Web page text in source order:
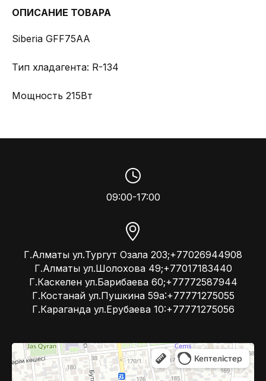
ОПИСАНИЕ ТОВАРА
Siberia GFF75AA
Тип хладагента: R-134
Мощность 215Вт
09:00-17:00
Г.Алматы ул.Тургут Озала 203;+77026944908
Г.Алматы ул.Шолохова 49;+77017183440
Г.Каскелен ул.Барибаева 60;+77772587944
Г.Костанай ул.Пушкина 59а:+77771275055
Г.Караганда ул.Ерубаева 10:+77771275056
Kompressor
Компрессоры и компрессорное оборудование в Алматы
Системы вентиляции в Алматы